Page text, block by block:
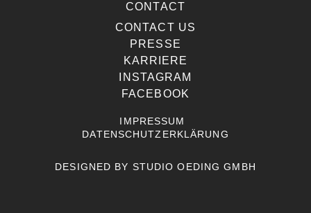
CONTACT
CONTACT US
PRESSE
KARRIERE
INSTAGRAM
FACEBOOK
IMPRESSUM
DATENSCHUTZERKLÄRUNG
DESIGNED BY STUDIO OEDING GMBH